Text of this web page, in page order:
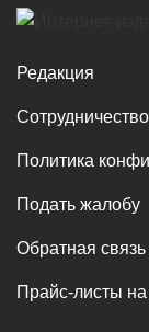
Редакция
Сотрудничество
Политика
Подать жалобу
Обратная связь
Прайс-листы